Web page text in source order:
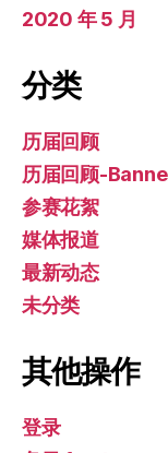
2020 年 5 月
分类
历届回顾
历届回顾-
参赛花絮
媒体报道
最新动态
未分类
其他操作
登录